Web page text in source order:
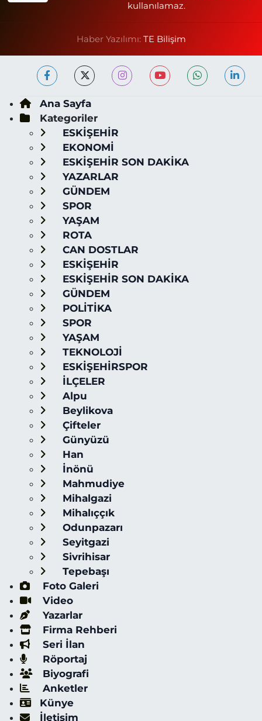
kullanılamaz.
Haber Yazılımı: TE Bilişim
Ana Sayfa
Kategoriler
ESKİŞEHİR
EKONOMİ
ESKİŞEHİR SON DAKİKA
YAZARLAR
GÜNDEM
SPOR
YAŞAM
ROTA
CAN DOSTLAR
ESKİŞEHİR
ESKİŞEHİR SON DAKİKA
GÜNDEM
POLİTİKA
SPOR
YAŞAM
TEKNOLOJİ
ESKİŞEHİRSPOR
İLÇELER
Alpu
Beylikova
Çifteler
Günyüzü
Han
İnönü
Mahmudiye
Mihalgazi
Mihalıççık
Odunpazarı
Seyitgazi
Sivrihisar
Tepebaşı
Foto Galeri
Video
Yazarlar
Firma Rehberi
Seri İlan
Röportaj
Biyografi
Anketler
Künye
İletişim